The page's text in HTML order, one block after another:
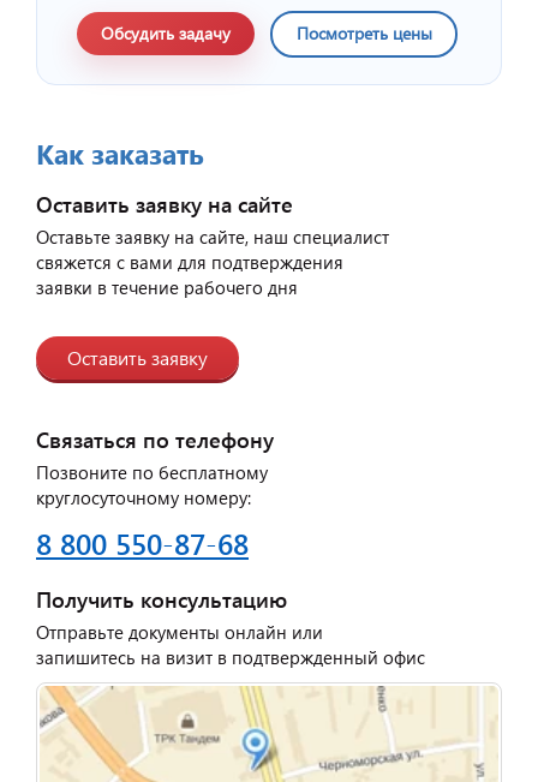
Обсудить задачу Посмотреть цены
Как заказать
Оставить заявку на сайте
Оставьте заявку на сайте, наш специалист
свяжется с вами для подтверждения
заявки в течение рабочего дня
Оставить заявку
Связаться по телефону
Позвоните по бесплатному
круглосуточному номеру:
8 800 550-87-68
Получить консультацию
Отправьте документы онлайн или
запишитесь на визит в подтвержденный офис